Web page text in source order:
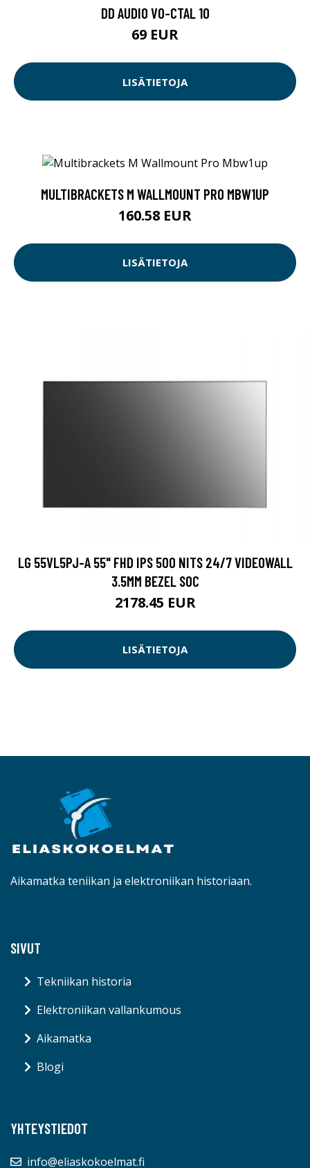
DD AUDIO VO-CTAL 10
69 EUR
LISÄTIETOJA
MULTIBRACKETS M WALLMOUNT PRO MBW1UP
160.58 EUR
LISÄTIETOJA
LG 55VL5PJ-A 55" FHD IPS 500 NITS 24/7 VIDEOWALL
3.5MM BEZEL SOC
2178.45 EUR
LISÄTIETOJA
Aikamatka teniikan ja elektroniikan historiaan.
SIVUT
Tekniikan historia
Elektroniikan vallankumous
Aikamatka
Blogi
YHTEYSTIEDOT
info@eliaskokoelmat.fi